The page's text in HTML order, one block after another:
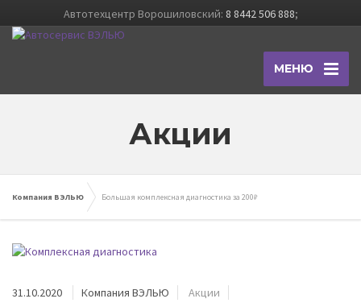
Автотехцентр Ворошиловский: 8 8442 506 888;
МЕНЮ
Акции
Компания ВЭЛЬЮ Большая комплексная диагностика за 200₽
31.10.2020 Компания ВЭЛЬЮ Акции